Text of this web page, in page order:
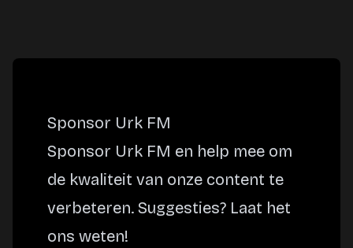
Sponsor Urk FM
Sponsor Urk FM en help mee om
de kwaliteit van onze content te
verbeteren. Suggesties? Laat het
ons weten!